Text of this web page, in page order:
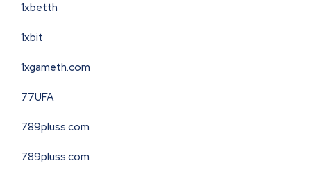
1xbetth
1xbit
1xgameth.com
77UFA
789pluss.com
789pluss.com